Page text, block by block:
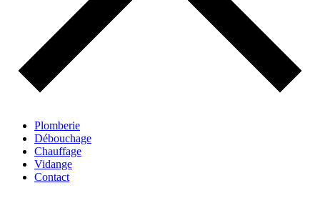
Plomberie
Débouchage
Chauffage
Vidange
Contact